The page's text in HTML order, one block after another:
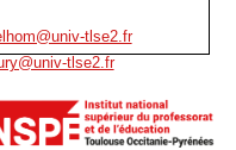
tlse2.fr
tlse2.fr